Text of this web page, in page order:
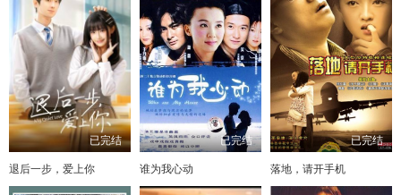
已完结
退后一步，爱上你
已完结
谁为我心动
已完结
落地，请开手机